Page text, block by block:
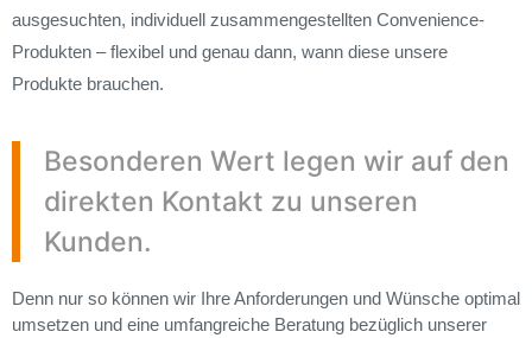
ausgesuchten, individuell zusammengestellten Convenience-
Produkten – flexibel und genau dann, wann diese unsere
Produkte brauchen.
Besonderen Wert legen wir auf den
direkten Kontakt zu unseren
Kunden.
Denn nur so können wir Ihre Anforderungen und Wünsche optimal
umsetzen und eine umfangreiche Beratung bezüglich unserer